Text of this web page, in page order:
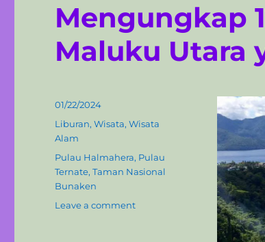
Mengungkap
Maluku Utara
Posted
on
01/22/2024
Categories
Liburan,Wisata,Wisata
Alam
Tags
Pulau Halmahera, Pulau
Ternate,Taman Nasional
Bunaken
Leave a commenton